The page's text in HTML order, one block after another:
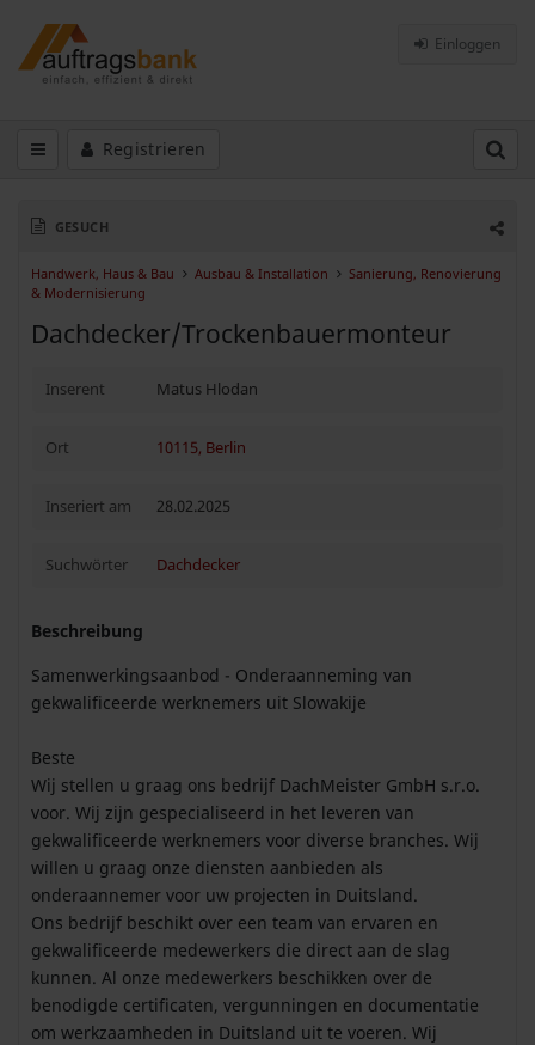
Einloggen
Registrieren
GESUCH
Handwerk, Haus & Bau Ausbau & Installation
Sanierung, Renovierung
& Modernisierung
Dachdecker/Trockenbauermonteur
Inserent Matus Hlodan
Ort 10115, Berlin
Inseriert am 28.02.2025
Suchwörter Dachdecker
Beschreibung
Samenwerkingsaanbod - Onderaanneming van
gekwalificeerde werknemers uit Slowakije
Beste
Wij stellen u graag ons bedrijf DachMeister GmbH s.r.o.
voor. Wij zijn gespecialiseerd in het leveren van
gekwalificeerde werknemers voor diverse branches. Wij
willen u graag onze diensten aanbieden als
onderaannemer voor uw projecten in Duitsland.
Ons bedrijf beschikt over een team van ervaren en
gekwalificeerde medewerkers die direct aan de slag
kunnen. Al onze medewerkers beschikken over de
benodigde certificaten, vergunningen en documentatie
om werkzaamheden in Duitsland uit te voeren. Wij